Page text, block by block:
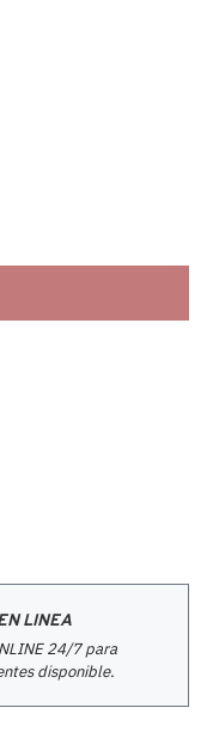
LINEA
24/7 para
disponible.